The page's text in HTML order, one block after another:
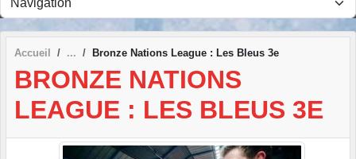
Accueil Bronze Nations League : Les Bleus 3e
BRONZE NATIONS
LEAGUE : LES BLEUS 3E